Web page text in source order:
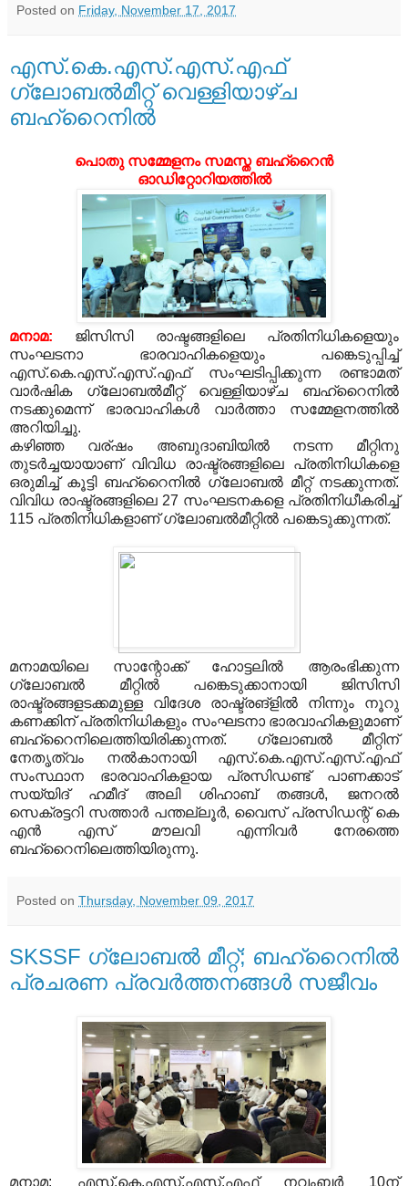
Posted on Friday, November 17, 2017
എസ്.കെ.എസ്.എസ്.എഫ്
ഗ്ലോബല്‍മീറ്റ് വെള്ളിയാഴ്ച
ബഹ്‌റൈനില്‍
പൊതു സമ്മേളനം സമസ്ത ബഹ്‌റൈന്‍
ഓഡിറ്റോറിയത്തില്‍
മനാമ: ജിസിസി രാഷ്ടങ്ങളിലെ പ്രതിനിധികളെയും
സംഘടനാ ഭാരവാഹികളെയും പങ്കെടുപ്പിച്ച്
എസ്.കെ.എസ്.എസ്.എഫ് സംഘടിപ്പിക്കുന്ന രണ്ടാമത്
വാര്‍ഷിക ഗ്ലോബല്‍മീറ്റ് വെള്ളിയാഴ്ച ബഹ്‌റൈനില്‍
നടക്കുമെന്ന് ഭാരവാഹികള്‍ വാര്‍ത്താ സമ്മേളനത്തില്‍
അറിയിച്ചു.
കഴിഞ്ഞ വര്ഷം അബുദാബിയില്‍ നടന്ന മീറ്റിനു
തുടര്‍ച്ചയായാണ് വിവിധ രാഷ്ട്രങ്ങളിലെ പ്രതിനിധികളെ
ഒരുമിച്ച് കൂട്ടി ബഹ്‌റൈനില്‍ ഗ്ലോബല്‍ മീറ്റ് നടക്കുന്നത്.
വിവിധ രാഷ്ട്രങ്ങളിലെ 27 സംഘടനകളെ പ്രതിനിധീകരിച്ച്
115 പ്രതിനിധികളാണ് ഗ്ലോബല്‍മീറ്റില്‍ പങ്കെടുക്കുന്നത്.
മനാമയിലെ സാന്റോക്ക് ഹോട്ടലില്‍ ആരംഭിക്കുന്ന
ഗ്ലോബല്‍ മീറ്റില്‍ പങ്കെടുക്കാനായി ജിസിസി
രാഷ്ട്രങ്ങളടക്കമുള്ള വിദേശ രാഷ്ട്രങ്‌ളില്‍ നിന്നും നൂറു
കണക്കിന് പ്രതിനിധികളും സംഘടനാ ഭാരവാഹികളുമാണ്
ബഹ്‌റൈനിലെത്തിയിരിക്കുന്നത്. ഗ്ലോബല്‍ മീറ്റിന്
നേതൃത്വം നല്‍കാനായി എസ്.കെ.എസ്.എസ്.എഫ്
സംസ്ഥാന ഭാരവാഹികളായ പ്രസിഡണ്ട് പാണക്കാട്
സയ്യിദ് ഹമീദ് അലി ശിഹാബ് തങ്ങള്‍, ജനറല്‍
സെക്രട്ടറി സത്താര്‍ പന്തല്ലൂര്‍, വൈസ് പ്രസിഡന്റ് കെ
എന്‍ എസ് മൗലവി എന്നിവര്‍ നേരത്തെ
ബഹ്‌റൈനിലെത്തിയിരുന്നു.
Posted on Thursday, November 09, 2017
SKSSF ഗ്ലോബല്‍ മീറ്റ്; ബഹ്‌റൈനില്‍
പ്രചരണ പ്രവര്‍ത്തനങ്ങള്‍ സജീവം
മനാമ: എസ്.കെ.എസ്.എസ്.എഫ് നവംബര്‍ 10ന്